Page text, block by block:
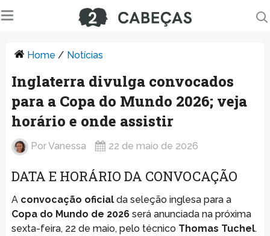
Home / Notícias
Inglaterra divulga convocados
para a Copa do Mundo 2026; veja
horário e onde assistir
PorVanessa 22 de maio de 2026
DATA E HORÁRIO DA CONVOCAÇÃO
A convocação oficialda seleção inglesa para a
Copa do Mundo de 2026será anunciada na próxima
sexta-feira, 22 de maio, pelo técnico Thomas Tuchel.